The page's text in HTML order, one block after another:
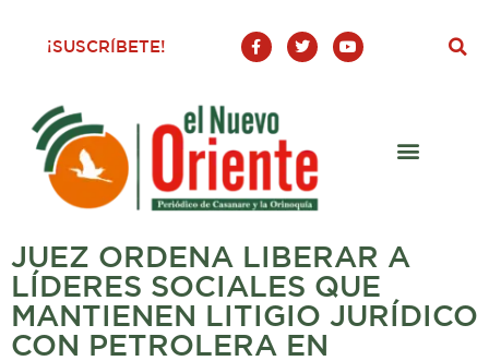
¡SUSCRÍBETE!
F
a
c
o
o
-
T
w
i
Y
o
u
JUEZ ORDENA LIBERAR A
LÍDERES SOCIALES QUE
MANTIENEN LITIGIO JURÍDICO
CON PETROLERA EN